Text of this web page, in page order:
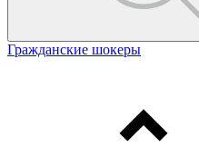
Гражданские шокеры